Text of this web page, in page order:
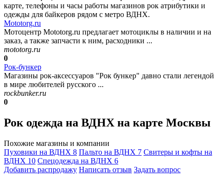
карте, телефоны и часы работы магазинов рок атрибутики и
одежды для байкеров рядом с метро ВДНХ.
Mototorg.ru
Мотоцентр Mototorg.ru предлагает мотоциклы в наличии и на
заказ, а также запчасти к ним, расходники ...
mototorg.ru
0
Рок-бункер
Магазины рок-аксессуаров "Рок бункер" давно стали легендой
в мире любителей русского ...
rockbunker.ru
0
Рок одежда на ВДНХ на карте Москвы
Похожие магазины и компании
Пуховики на ВДНХ 8 Пальто на ВДНХ 7 Свитеры и кофты на
ВДНХ 10 Спецодежда на ВДНХ 6
Добавить раcпродажу Написать отзыв Задать вопрос